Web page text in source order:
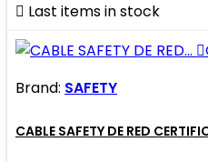
 Last items in stock

Brand: SAFETY
CABLE SAFETY DE RED